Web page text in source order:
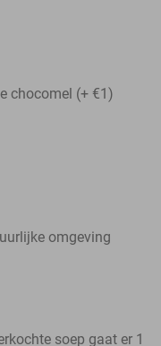
chocomel (+ €1)
omgeving
soep gaat er 1